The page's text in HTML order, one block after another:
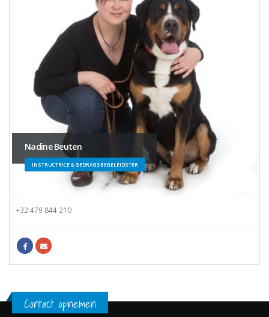
Nadine Beuten
INSTRUCTRICE & GEDRAGSBEGELEIDSTER
+32 479 844 210
Contact opnemen